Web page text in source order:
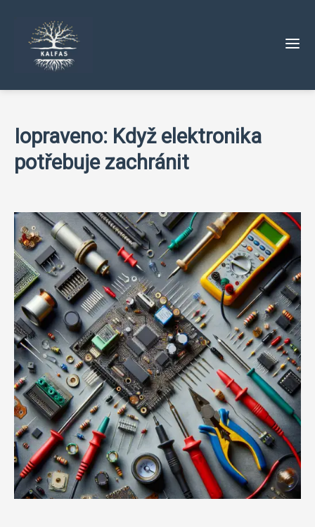
Iopraveno: Když elektronika
potřebuje zachránit